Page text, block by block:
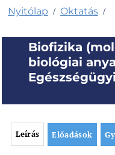
Nyitólap / Oktatás /
Biofizika
biológiai
Leírás Előadások